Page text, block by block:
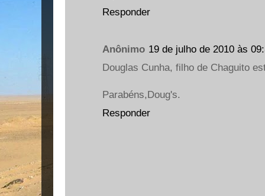
Responder
Anônimo 19 de julho de 2010 às
Douglas Cunha, filho de Chaguito
Parabéns,Doug's.
Responder